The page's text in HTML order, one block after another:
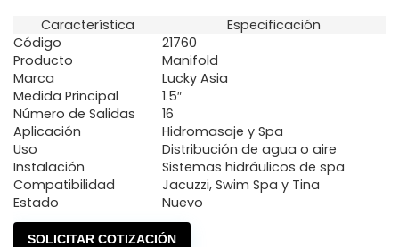
Característica
Especificación
Código
21760
Producto
Manifold
Marca
Lucky Asia
Medida Principal
1.5″
Número de Salidas
16
Aplicación
Hidromasaje y Spa
Uso
Distribución de agua o aire
Instalación
Sistemas hidráulicos de spa
Compatibilidad
Jacuzzi, Swim Spa y Tina
Estado
Nuevo
SOLICITAR COTIZACIÓN